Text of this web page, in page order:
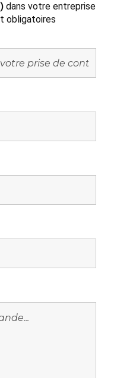
dans votre entreprise
obligatoires